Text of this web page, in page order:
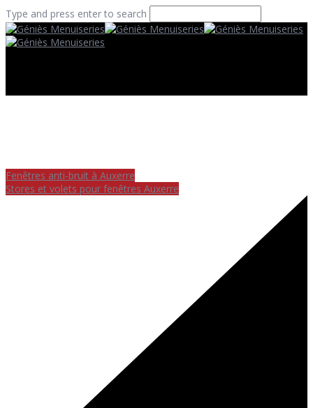
Type and press enter to search
Fenêtres anti-bruit à Auxerre
Stores et volets pour fenêtres Auxerre